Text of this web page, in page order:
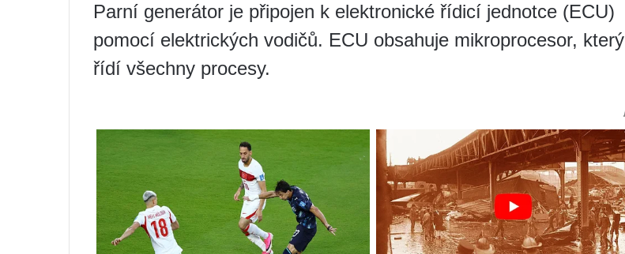
Parní generátor je připojen k elektronické řídicí jednotce (ECU)
pomocí elektrických vodičů. ECU obsahuje mikroprocesor, který
řídí všechny procesy.